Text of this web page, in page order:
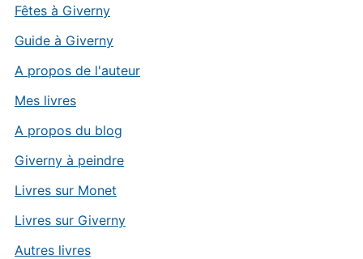
Fêtes à Giverny
Guide à Giverny
A propos de l'auteur
Mes livres
A propos du blog
Giverny à peindre
Livres sur Monet
Livres sur Giverny
Autres livres